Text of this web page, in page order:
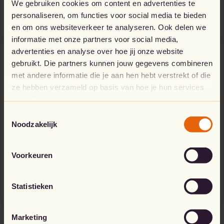
We gebruiken cookies om content en advertenties te
personaliseren, om functies voor social media te bieden
en om ons websiteverkeer te analyseren. Ook delen we
informatie met onze partners voor social media,
advertenties en analyse over hoe jij onze website
gebruikt. Die partners kunnen jouw gegevens combineren
met andere informatie die je aan hen hebt verstrekt of die
ze hebben verzameld op basis van hoe je hun services
Noodzakelijk
Voorkeuren
Statistieken
Marketing
Operate
Monitoring en opvolging
nog steeds genoeg werk voor de boeg! Want je Azure-kosten
opvolgen, doe je het best op een regelmatige basis. En om je
daarbij zo goed mogelijk te ondersteunen, geven wij je met
Advise-service